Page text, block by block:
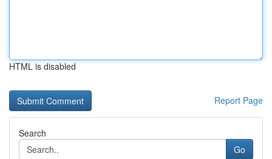
HTML is disabled
Report Page
Search
Go